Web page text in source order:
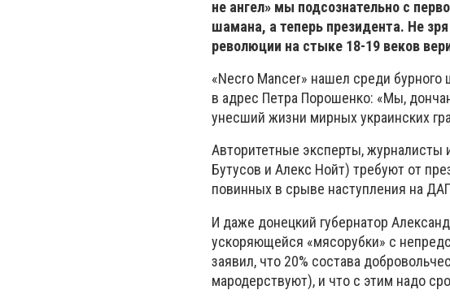
не ангел» мы подсознательно с
шамана, а теперь президента. Не
революции на стыке 18-19 веков
«Necro Mancer» нашел среди
в адрес Петра Порошенко: «Мы,
унесший жизни мирных украинских
Авторитетные эксперты,
Бутусов и Алекс Нойт) требуют от
повинных в срыве наступления на
И даже донецкий губернатор
ускоряющейся «мясорубки» с
заявил, что 20% состава
мародерствуют), и что с этим надо